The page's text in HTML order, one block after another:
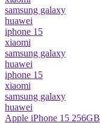
samsung galaxy
huawei
iphone 15
xiaomi
samsung galaxy
huawei
iphone 15
xiaomi
samsung galaxy
huawei
Apple iPhone 15 256GB